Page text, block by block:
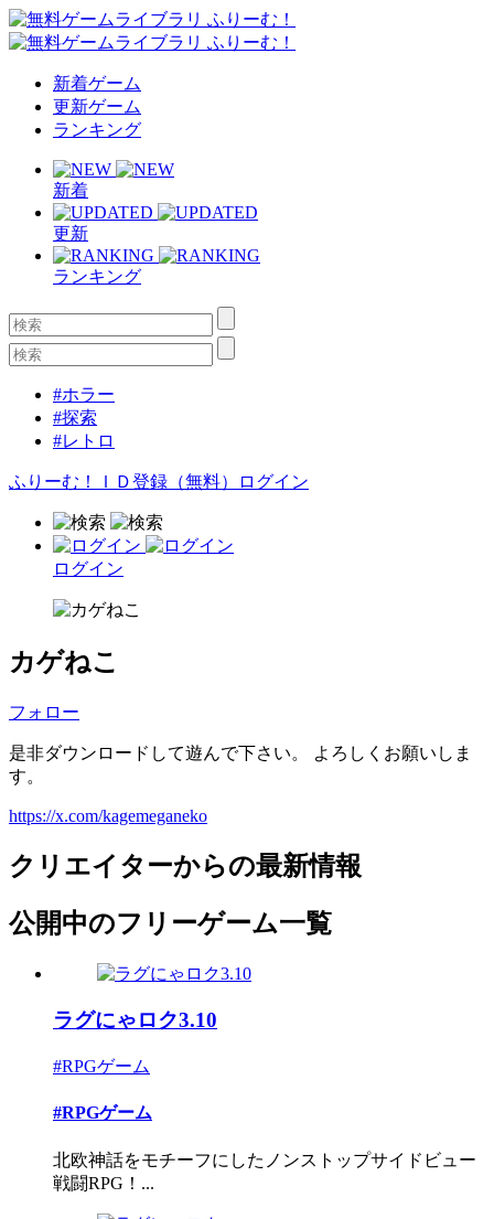
新着ゲーム
更新ゲーム
ランキング
新着
更新
ランキング
#ホラー
#探索
#レトロ
ふりーむ！ＩＤ登録（無料） ログイン
ログイン
カゲねこ
フォロー
是非ダウンロードして遊んで下さい。 よろしくお願いしま
す。
https://x.com/kagemeganeko
クリエイターからの最新情報
公開中のフリーゲーム一覧
ラグにゃロク3.10
#RPGゲーム
#RPGゲーム
北欧神話をモチーフにしたノンストップサイドビュー
戦闘RPG！...